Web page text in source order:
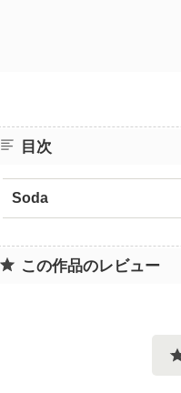
目次
Soda
この作品のレビュー